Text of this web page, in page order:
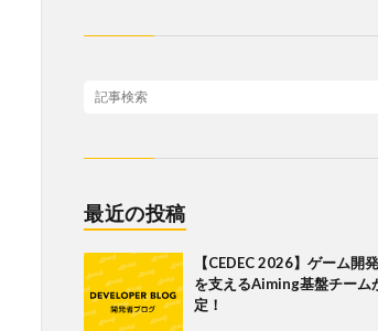
最近の投稿
【CEDEC 2026】ゲーム開
を支えるAiming基盤チーム
定！